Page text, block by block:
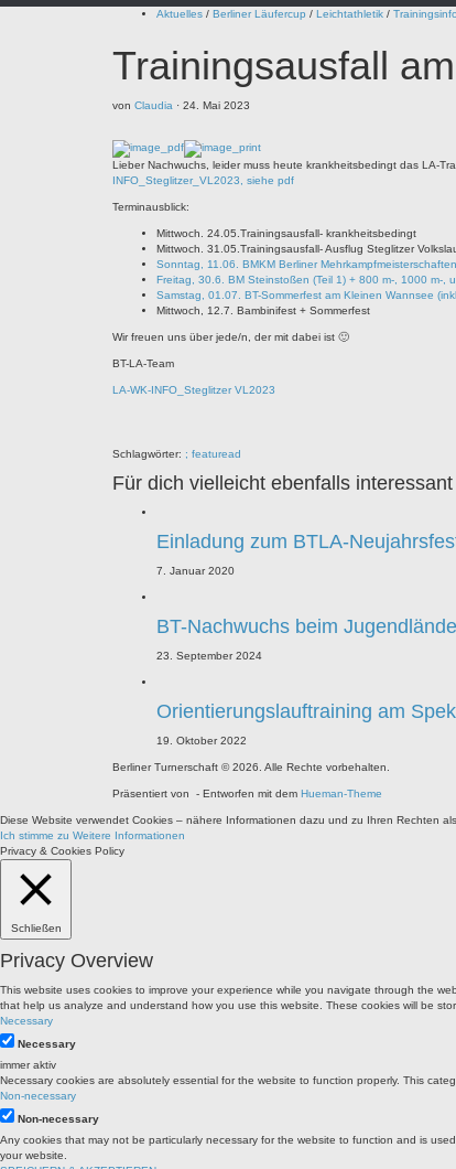
Aktuelles / Berliner Läufercup / Leichtathletik /
Trainingsausfall
von Claudia · 24. Mai 2023
Lieber Nachwuchs, leider muss heute krankheitsbedingt das LA-
INFO_Steglitzer_VL2023, siehe pdf
Terminausblick:
Mittwoch. 24.05.Trainingsausfall- krankheitsbedingt
Mittwoch. 31.05.Trainingsausfall- Ausflug Steglitzer
Sonntag, 11.06. BMKM Berliner
Freitag, 30.6. BM Steinstoßen (Teil 1) + 800 m-, 1000 m-,
Samstag, 01.07. BT-Sommerfest am Kleinen Wannsee
Mittwoch, 12.7. Bambinifest + Sommerfest
Wir freuen uns über jede/n, der mit dabei ist 🙂
BT-LA-Team
LA-WK-INFO_Steglitzer VL2023
Schlagwörter: ; featuread
Für dich vielleicht ebenfalls
Einladung zum BTLA-
7. Januar 2020
BT-Nachwuchs beim
23. September 2024
Orientierungslauftraining am
19. Oktober 2022
Berliner Turnerschaft © 2026. Alle Rechte vorbehalten.
Präsentiert von - Entworfen mit dem Hueman-Theme
Diese Website verwendet Cookies – nähere Informationen dazu und zu Ihren Rechten
Ich stimme zu Weitere Informationen
Privacy & Cookies Policy
Schließen
Privacy Overview
This website uses cookies to improve your experience while you navigate through the
that help us analyze and understand how you use this website. These cookies will be
Necessary
Necessary
immer aktiv
Necessary cookies are absolutely essential for the website to function properly. This
Non-necessary
Non-necessary
Any cookies that may not be particularly necessary for the website to function and is
your website.